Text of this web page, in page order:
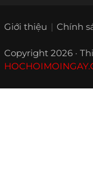
Giới thiệu Chính
Copyright 2026 ·